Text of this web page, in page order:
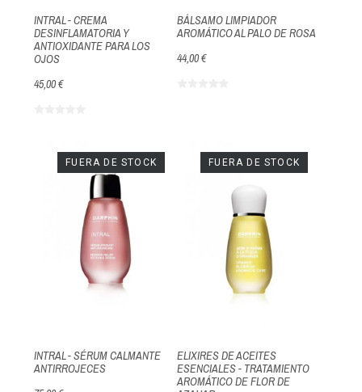
INTRAL - CREMA
DESINFLAMATORIA Y
ANTIOXIDANTE PARA LOS
OJOS
45,00 €
BÁLSAMO LIMPIADOR
AROMÁTICO AL PALO DE ROSA
44,00 €
INTRAL - SÉRUM CALMANTE
ANTIRROJECES
FUERA DE STOCK
ELIXIRES DE ACEITES
ESENCIALES - TRATAMIENTO
AROMÁTICO DE FLOR DE
FUERA DE STOCK